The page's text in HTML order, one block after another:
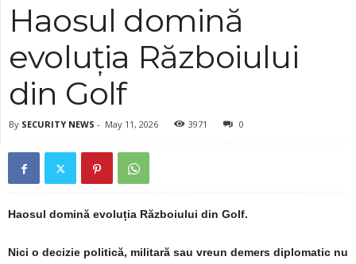
Haosul domină
evoluția Războiului
din Golf
By SECURITY NEWS - May 11, 2026 3971 0
Haosul domină evoluția Războiului din Golf.
Nici o decizie politică, militară sau vreun demers diplomatic nu